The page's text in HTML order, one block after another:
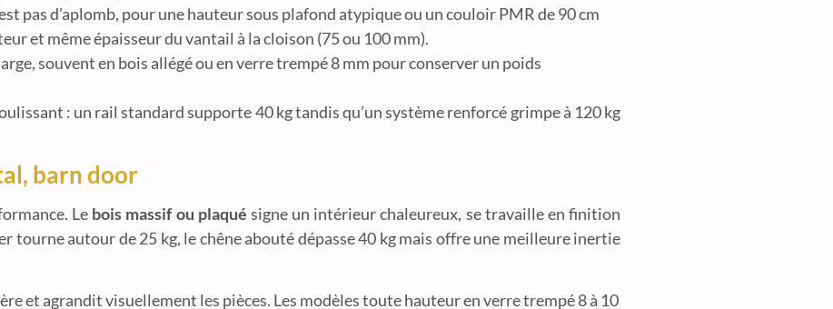
pas d’aplomb, pour une hauteur sous plafond atypique ou un couloir PMR de 90 cm
et même épaisseur du vantail à la cloison (75 ou 100 mm).
souvent en bois allégé ou en verre trempé 8 mm pour conserver un poids
: un rail standard supporte 40 kg tandis qu’un système renforcé grimpe à 120 kg
barn door
Le bois massif ou plaqué signe un intérieur chaleureux, se travaille en finition
tourne autour de 25 kg, le chêne abouté dépasse 40 kg mais offre une meilleure inertie
et agrandit visuellement les pièces. Les modèles toute hauteur en verre trempé 8 à 10